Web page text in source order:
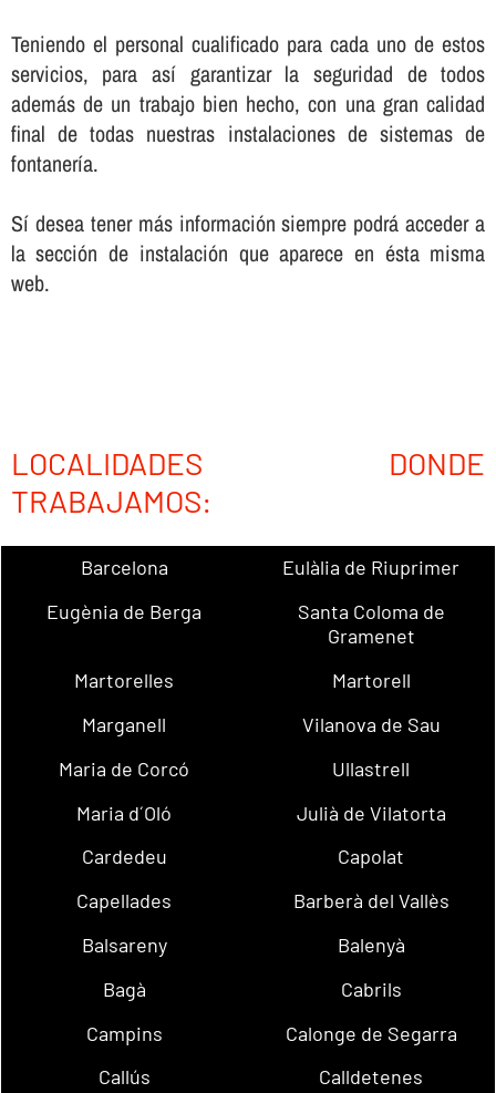
Teniendo el personal cualificado para cada uno de estos
servicios, para así­ garantizar la seguridad de todos
además de un trabajo bien hecho, con una gran calidad
final de todas nuestras instalaciones de sistemas de
fontanerí­a.
Sí­ desea tener más información siempre podrá acceder a
la sección de instalación que aparece en ésta misma
web.
LOCALIDADES DONDE
TRABAJAMOS:
Barcelona
Eulàlia de Riuprimer
Eugènia de Berga
Santa Coloma de
Gramenet
Martorelles
Martorell
Marganell
Vilanova de Sau
Maria de Corcó
Ullastrell
Maria d´Oló
Julià de Vilatorta
Cardedeu
Capolat
Capellades
Barberà del Vallès
Balsareny
Balenyà
Bagà
Cabrils
Campins
Calonge de Segarra
Callús
Calldetenes